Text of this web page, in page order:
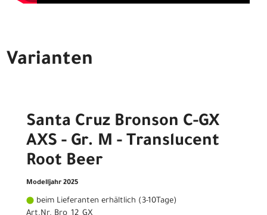
Varianten
Santa Cruz Bronson C-GX
AXS - Gr. M - Translucent
Root Beer
Modelljahr 2025
beim Lieferanten erhältlich (3-10Tage)